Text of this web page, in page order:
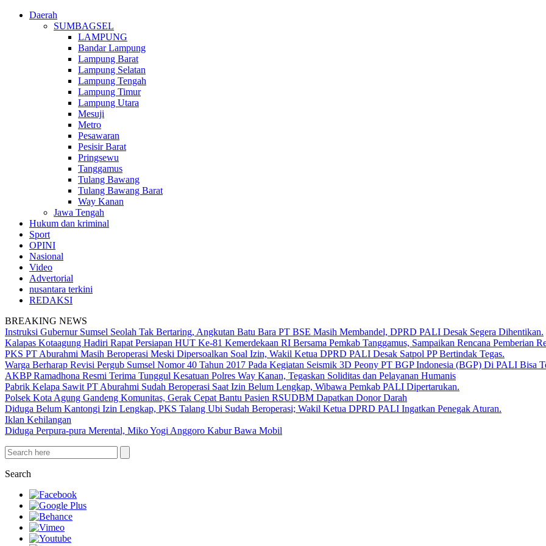
Daerah
SUMBAGSEL
LAMPUNG
Bandar Lampung
Lampung Barat
Lampung Selatan
Lampung Tengah
Lampung Timur
Lampung Utara
Mesuji
Metro
Pesawaran
Pesisir Barat
Pringsewu
Tanggamus
Tulang Bawang
Tulang Bawang Barat
Way Kanan
Jawa Tengah
Hukum dan kriminal
Sport
OPINI
Nasional
Video
Advertorial
nusantara terkini
REDAKSI
BREAKING NEWS
Instruksi Gubernur Sumsel Seolah Tak Bertaring, Angkutan Batu Bara PT BSE Masih Membandel, DPRD PALI Desak Segera Dihentikan.
Kalapas Kotaagung Hadiri Rapat Persiapan HUT Ke-81 Kemerdekaan RI Bersama Pemkab Tanggamus, Sampaikan Rencana Pemberian
PKS PT Aburahmi Masih Beroperasi Meski Dipersoalkan Soal Izin, Wakil Ketua DPRD PALI Desak Satpol PP Bertindak Tegas.
Warga Berharap Revisi Pergub Sumsel Nomor 40 Tahun 2017 Pada Kegiatan Seismik 3D Peony PT BGP Indonesia (BGP) Di PALI Bisa
AKBP Ramadhona Resmi Terima Tunggul Kesatuan Polres Way Kanan, Tegaskan Soliditas dan Pelayanan Humanis
Pabrik Kelapa Sawit PT Aburahmi Sudah Beroperasi Saat Izin Belum Lengkap, Wibawa Pemkab PALI Dipertarukan.
Polsek Kota Agung Gandeng Komunitas, Gerak Cepat Bantu Pasien RSUDBM Dapatkan Donor Darah
Diduga Belum Kantongi Izin Lengkap, PKS Talang Ubi Sudah Beroperasi; Wakil Ketua DPRD PALI Ingatkan Penegak Aturan.
Iklan Kehilangan
Diduga Perpura-pura Merental, Miko Yogi Anggoro Kabur Bawa Mobil
Search